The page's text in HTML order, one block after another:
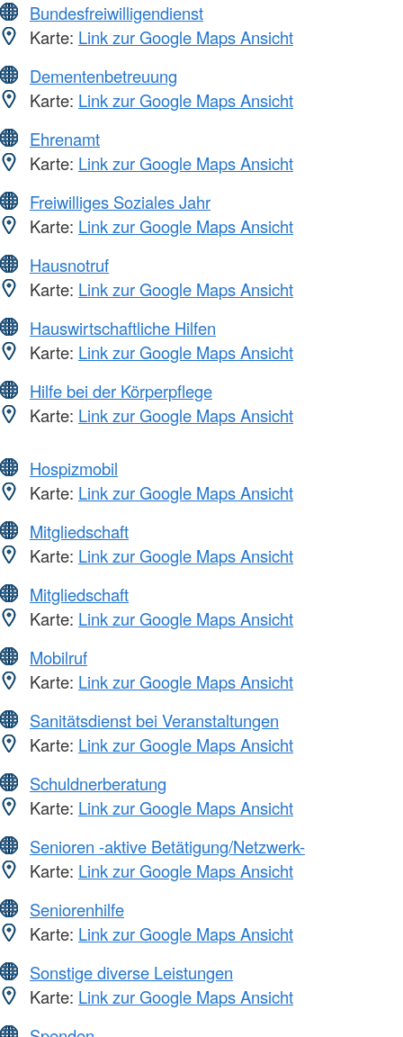
Bundesfreiwilligendienst
Karte: Link zur Google Maps Ansicht
Dementenbetreuung
Karte: Link zur Google Maps Ansicht
Ehrenamt
Karte: Link zur Google Maps Ansicht
Freiwilliges Soziales Jahr
Karte: Link zur Google Maps Ansicht
Hausnotruf
Karte: Link zur Google Maps Ansicht
Hauswirtschaftliche Hilfen
Karte: Link zur Google Maps Ansicht
Hilfe bei der Körperpflege
Karte: Link zur Google Maps Ansicht
Hospizmobil
Karte: Link zur Google Maps Ansicht
Mitgliedschaft
Karte: Link zur Google Maps Ansicht
Mitgliedschaft
Karte: Link zur Google Maps Ansicht
Mobilruf
Karte: Link zur Google Maps Ansicht
Sanitätsdienst bei Veranstaltungen
Karte: Link zur Google Maps Ansicht
Schuldnerberatung
Karte: Link zur Google Maps Ansicht
Senioren -aktive Betätigung/Netzwerk-
Karte: Link zur Google Maps Ansicht
Seniorenhilfe
Karte: Link zur Google Maps Ansicht
Sonstige diverse Leistungen
Karte: Link zur Google Maps Ansicht